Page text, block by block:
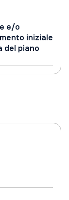
e/o
iniziale
del piano